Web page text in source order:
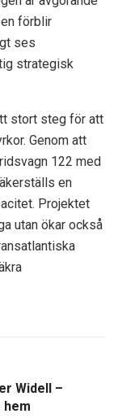
förblir
ses
strategisk
stort steg för att
Genom att
122 med
en
Projektet
utan ökar också
Widell –